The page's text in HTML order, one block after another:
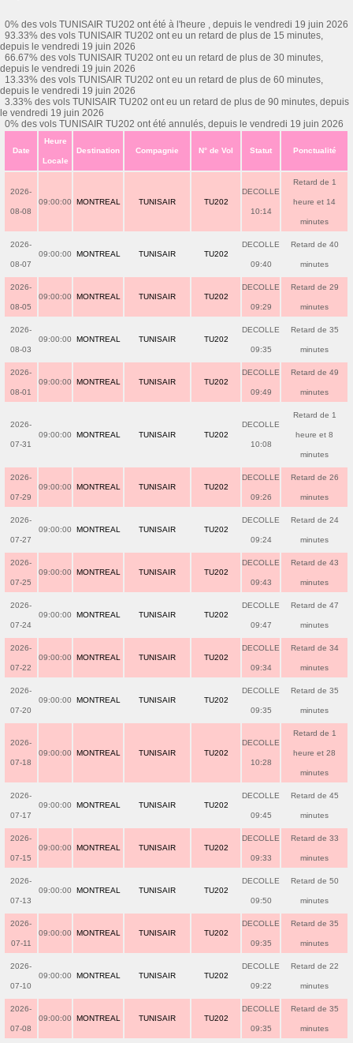
0% des vols TUNISAIR TU202 ont été à l'heure , depuis le vendredi 19 juin 2026
93.33% des vols TUNISAIR TU202 ont eu un retard de plus de 15 minutes,
depuis le vendredi 19 juin 2026
66.67% des vols TUNISAIR TU202 ont eu un retard de plus de 30 minutes,
depuis le vendredi 19 juin 2026
13.33% des vols TUNISAIR TU202 ont eu un retard de plus de 60 minutes,
depuis le vendredi 19 juin 2026
3.33% des vols TUNISAIR TU202 ont eu un retard de plus de 90 minutes, depuis
le vendredi 19 juin 2026
0% des vols TUNISAIR TU202 ont été annulés, depuis le vendredi 19 juin 2026
Date
Heure
Locale
Destination Compagnie N° de Vol Statut Ponctualité
2026-
08-08
09:00:00 MONTREAL TUNISAIR TU202
DECOLLE
10:14
Retard de 1
heure et 14
minutes
2026-
08-07
09:00:00 MONTREAL TUNISAIR TU202
DECOLLE
09:40
Retard de 40
minutes
2026-
08-05
09:00:00 MONTREAL TUNISAIR TU202
DECOLLE
09:29
Retard de 29
minutes
2026-
08-03
09:00:00 MONTREAL TUNISAIR TU202
DECOLLE
09:35
Retard de 35
minutes
2026-
08-01
09:00:00 MONTREAL TUNISAIR TU202
DECOLLE
09:49
Retard de 49
minutes
2026-
07-31
09:00:00 MONTREAL TUNISAIR TU202
DECOLLE
10:08
Retard de 1
heure et 8
minutes
2026-
07-29
09:00:00 MONTREAL TUNISAIR TU202
DECOLLE
09:26
Retard de 26
minutes
2026-
07-27
09:00:00 MONTREAL TUNISAIR TU202
DECOLLE
09:24
Retard de 24
minutes
2026-
07-25
09:00:00 MONTREAL TUNISAIR TU202
DECOLLE
09:43
Retard de 43
minutes
2026-
07-24
09:00:00 MONTREAL TUNISAIR TU202
DECOLLE
09:47
Retard de 47
minutes
2026-
07-22
09:00:00 MONTREAL TUNISAIR TU202
DECOLLE
09:34
Retard de 34
minutes
2026-
07-20
09:00:00 MONTREAL TUNISAIR TU202
DECOLLE
09:35
Retard de 35
minutes
2026-
07-18
09:00:00 MONTREAL TUNISAIR TU202
DECOLLE
10:28
Retard de 1
heure et 28
minutes
2026-
07-17
09:00:00 MONTREAL TUNISAIR TU202
DECOLLE
09:45
Retard de 45
minutes
2026-
07-15
09:00:00 MONTREAL TUNISAIR TU202
DECOLLE
09:33
Retard de 33
minutes
2026-
07-13
09:00:00 MONTREAL TUNISAIR TU202
DECOLLE
09:50
Retard de 50
minutes
2026-
07-11
09:00:00 MONTREAL TUNISAIR TU202
DECOLLE
09:35
Retard de 35
minutes
2026-
07-10
09:00:00 MONTREAL TUNISAIR TU202
DECOLLE
09:22
Retard de 22
minutes
2026-
07-08
09:00:00 MONTREAL TUNISAIR TU202
DECOLLE
09:35
Retard de 35
minutes